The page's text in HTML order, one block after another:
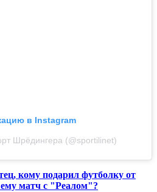
в Instagram
Шрёдингера (@sportilinet)
кому подарил футболку от
ему матч с "Реалом"?